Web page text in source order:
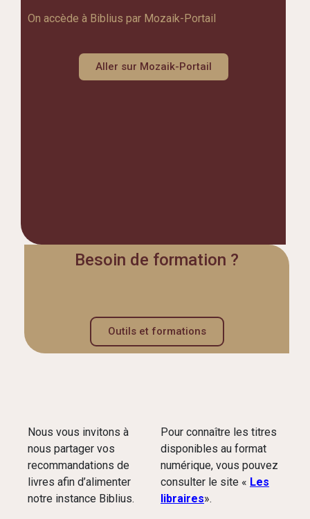
On accède à Biblius par Mozaik-Portail
Aller sur Mozaik-Portail
Besoin de formation ?
Outils et formations
Nous vous invitons à
nous partager vos
recommandations de
livres afin d’alimenter
notre instance Biblius.
Pour connaître les titres
disponibles au format
numérique, vous pouvez
consulter le site « Les
libraires».